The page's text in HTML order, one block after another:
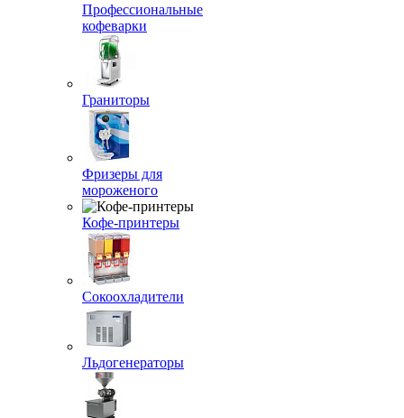
Профессиональные
кофеварки
Граниторы
Фризеры для
мороженого
Кофе-принтеры
Сокоохладители
Льдогенераторы